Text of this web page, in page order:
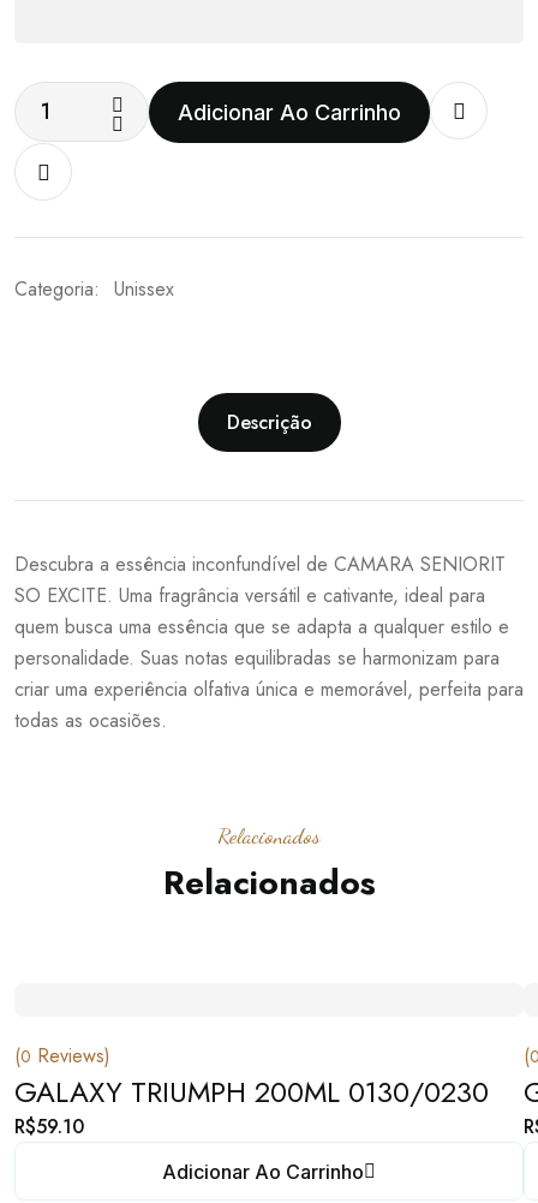
Adicionar Ao Carrinho
Categoria: Unissex
Descrição
Descubra a essência inconfundível de CAMARA SENIORIT
SO EXCITE. Uma fragrância versátil e cativante, ideal para
quem busca uma essência que se adapta a qualquer estilo e
personalidade. Suas notas equilibradas se harmonizam para
criar uma experiência olfativa única e memorável, perfeita para
todas as ocasiões.
Relacionados
Relacionados
(0 Reviews)
GALAXY TRIUMPH 200ML 0130/0230
R$59.10
Adicionar Ao Carrinho
(